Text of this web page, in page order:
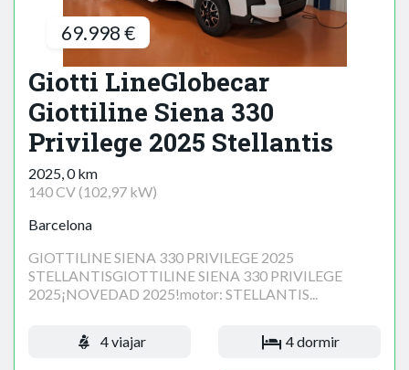
69.998 €
Giotti LineGlobecar
Giottiline Siena 330
Privilege 2025 Stellantis
2025, 0 km
140 CV (102,97 kW)
Barcelona
GIOTTILINE SIENA 330 PRIVILEGE 2025
STELLANTISGIOTTILINE SIENA 330 PRIVILEGE
2025¡NOVEDAD 2025!motor: STELLANTIS...
4 viajar 4 dormir